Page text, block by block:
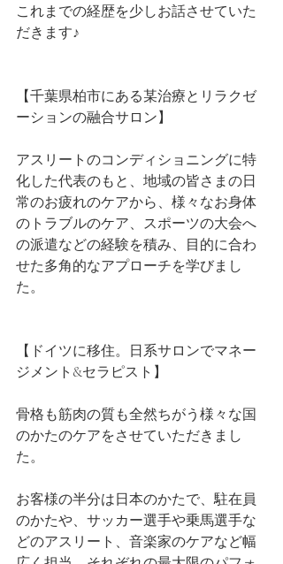
これまでの経歴を少しお話させていた
だきます♪
【千葉県柏市にある某治療とリラクゼ
ーションの融合サロン】
アスリートのコンディショニングに特
化した代表のもと、地域の皆さまの日
常のお疲れのケアから、様々なお身体
のトラブルのケア、スポーツの大会へ
の派遣などの経験を積み、目的に合わ
せた多角的なアプローチを学びまし
た。
【ドイツに移住。日系サロンでマネー
ジメント&セラピスト】
骨格も筋肉の質も全然ちがう様々な国
のかたのケアをさせていただきまし
た。
お客様の半分は日本のかたで、駐在員
のかたや、サッカー選手や乗馬選手な
どのアスリート、音楽家のケアなど幅